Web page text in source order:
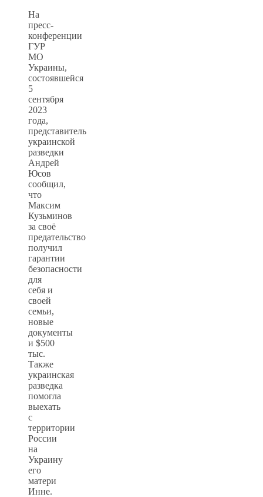
На
пресс-
конференции
ГУР
МО
Украины,
состоявшейся
5
сентября
2023
года,
представитель
украинской
разведки
Андрей
Юсов
сообщил,
что
Максим
Кузьминов
за своё
предательство
получил
гарантии
безопасности
для
себя и
своей
семьи,
новые
документы
и $500
тыс.
Также
украинская
разведка
помогла
выехать
с
территории
России
на
Украину
его
матери
Инне.